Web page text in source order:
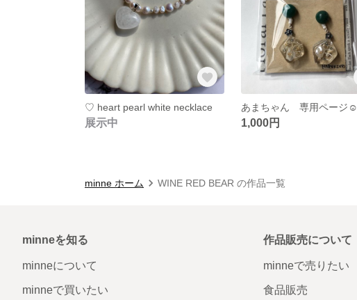
♡ heart pearl white necklace
展示中
あまちゃん 専用ページ☺︎
1,000円
minne ホーム WINE RED BEAR の作品一覧
minneを知る
minneについて
minneで買いたい
作品販売について
minneで売りたい
食品販売